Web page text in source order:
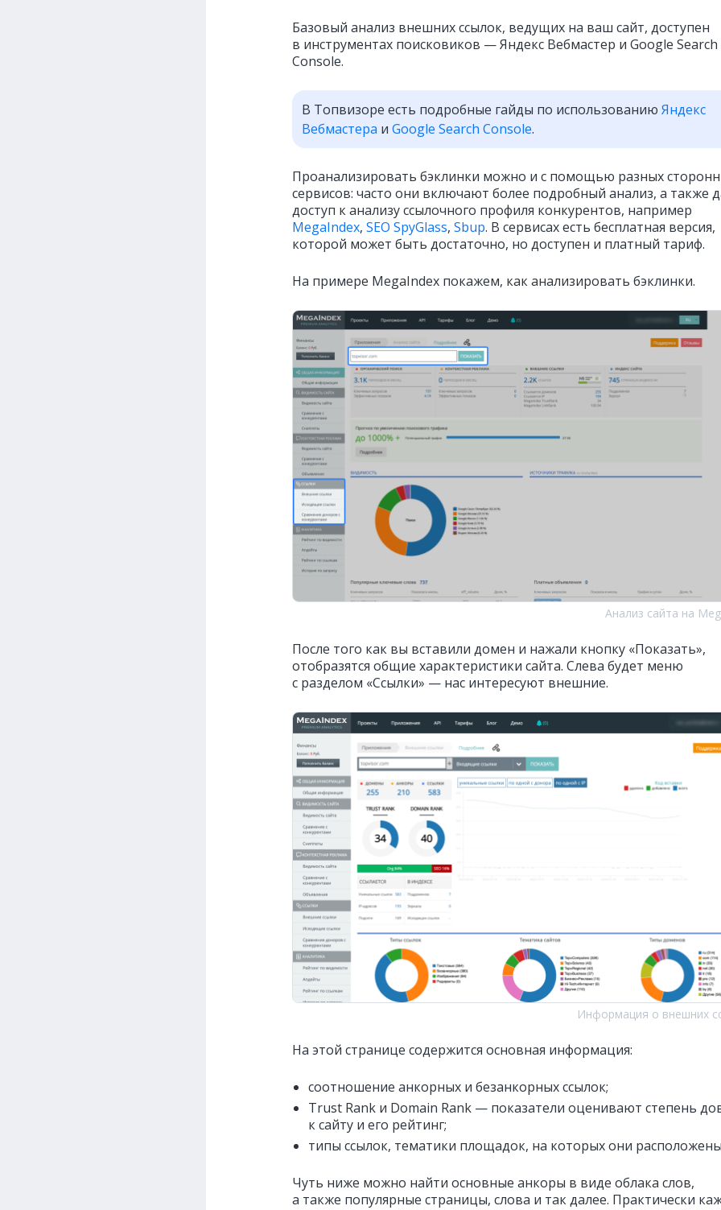
Базовый анализ внешних ссылок, ведущих на ваш сайт, доступен
в инструментах поисковиков — Яндекс Вебмастер и Google Search
Console.
В Топвизоре есть подробные гайды по использованию Яндекс
Вебмастера и Google Search Console.
Проанализировать бэклинки можно и с помощью разных
сервисов: часто они включают более подробный анализ, а также
доступ к анализу ссылочного профиля конкурентов, например
MegaIndex, SEO SpyGlass, Sbup. В сервисах есть бесплатная версия,
которой может быть достаточно, но доступен и платный тариф.
На примере MegaIndex покажем, как анализировать бэклинки.
Анализ сайта на
После того как вы вставили домен и нажали кнопку «Показать»,
отобразятся общие характеристики сайта. Слева будет меню
с разделом «Ссылки» — нас интересуют внешние.
Информация о внешних
На этой странице содержится основная информация:
соотношение анкорных и безанкорных ссылок;
Trust Rank и Domain Rank — показатели оценивают степень
к сайту и его рейтинг;
типы ссылок, тематики площадок, на которых они
Чуть ниже можно найти основные анкоры в виде облака слов,
а также популярные страницы, слова и так далее. Практически